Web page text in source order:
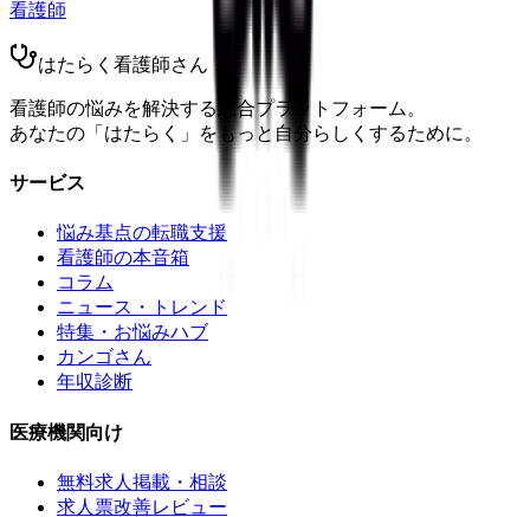
看護師
はたらく看護師さん
看護師の悩みを解決する総合プラットフォーム。
あなたの「はたらく」をもっと自分らしくするために。
サービス
悩み基点の転職支援
看護師の本音箱
コラム
ニュース・トレンド
特集・お悩みハブ
カンゴさん
年収診断
医療機関向け
無料求人掲載・相談
求人票改善レビュー